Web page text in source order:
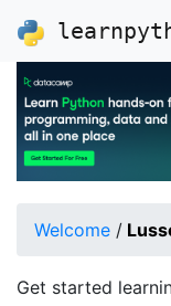
Welcome /
Get started